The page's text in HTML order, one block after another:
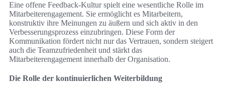
Eine offene Feedback-Kultur spielt eine wesentliche Rolle im
Mitarbeiterengagement. Sie ermöglicht es Mitarbeitern,
konstruktiv ihre Meinungen zu äußern und sich aktiv in den
Verbesserungsprozess einzubringen. Diese Form der
Kommunikation fördert nicht nur das Vertrauen, sondern steigert
auch die Teamzufriedenheit und stärkt das
Mitarbeiterengagement innerhalb der Organisation.
Die Rolle der kontinuierlichen Weiterbildung